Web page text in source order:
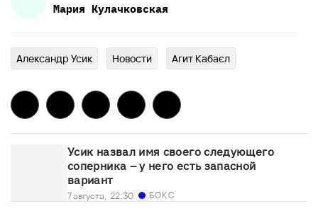
Мария Кулачковская
Александр Усик Новости Агит Кабаєл
Усик назвал имя своего следующего
соперника – у него есть запасной
вариант
7 августа, 22:30 БОКС